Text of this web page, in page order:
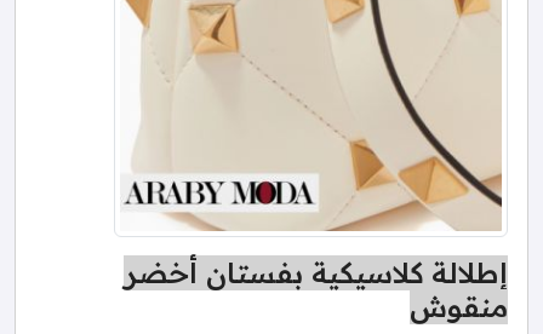
إطلالة كلاسيكية بفستان أخضر
منقوش